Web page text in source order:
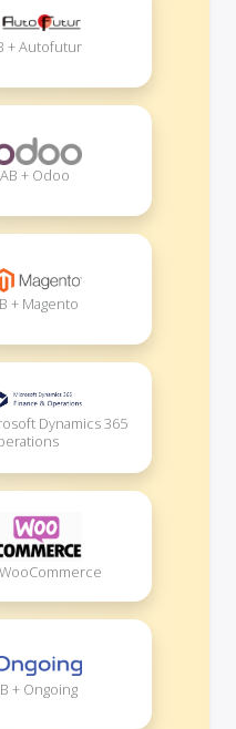
+ Autofutur
+ Odoo
+ Magento
Dynamics 365
+ Ongoing